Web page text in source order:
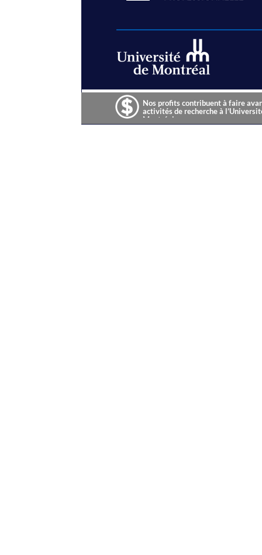
Nos profits contribuent à faire
activités de recherche à
Montréal